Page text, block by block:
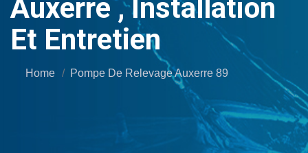
Auxerre , Installation
Et Entretien
Home Pompe De Relevage Auxerre 89